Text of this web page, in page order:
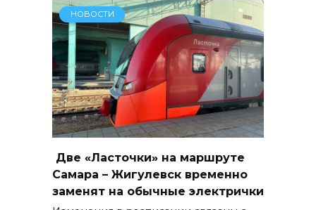
НОВОСТИ
Две «Ласточки» на маршруте
Самара – Жигулевск временно
заменят на обычные электрички